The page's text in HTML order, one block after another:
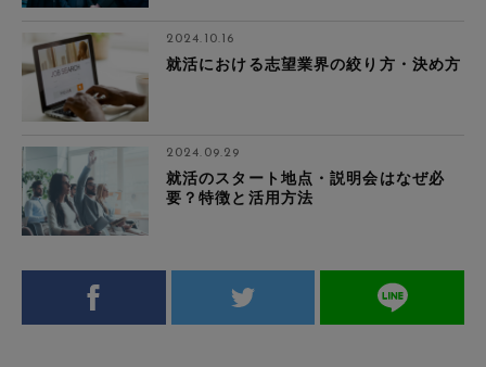
2024.10.16
就活における志望業界の絞り方・決め方
2024.09.29
就活のスタート地点・説明会はなぜ必
要？特徴と活用方法